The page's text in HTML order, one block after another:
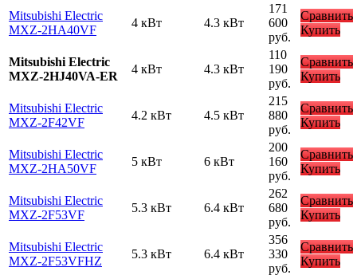
Mitsubishi Electric
MXZ-2HA40VF
4 кВт 4.3 кВт
171
600
руб.
Сравнить
Купить
Mitsubishi Electric
MXZ-2HJ40VA-ER
4 кВт 4.3 кВт
110
190
руб.
Сравнить
Купить
Mitsubishi Electric
MXZ-2F42VF
4.2 кВт 4.5 кВт
215
880
руб.
Сравнить
Купить
Mitsubishi Electric
MXZ-2HA50VF
5 кВт 6 кВт
200
160
руб.
Сравнить
Купить
Mitsubishi Electric
MXZ-2F53VF
5.3 кВт 6.4 кВт
262
680
руб.
Сравнить
Купить
Mitsubishi Electric
MXZ-2F53VFHZ
5.3 кВт 6.4 кВт
356
330
руб.
Сравнить
Купить